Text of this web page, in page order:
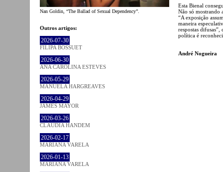
Nan Goldin, “The Ballad of Sexual Dependency”.
Outros artigos:
2026-07-30
FILIPA BOSSUET
2026-06-30
ANA CAROLINA ESTEVES
2026-05-29
MANUELA HARGREAVES
2026-04-29
JAMES MAYOR
2026-03-26
CLÁUDIA HANDEM
2026-02-17
MARIANA VARELA
2026-01-13
MARIANA VARELA
Esta Bienal
Não só mostrando
“A exposição
maneira
respostas
política é
André Nogueira